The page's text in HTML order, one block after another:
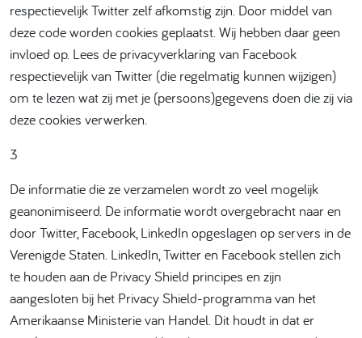
respectievelijk Twitter zelf afkomstig zijn. Door middel van
deze code worden cookies geplaatst. Wij hebben daar geen
invloed op. Lees de privacyverklaring van Facebook
respectievelijk van Twitter (die regelmatig kunnen wijzigen)
om te lezen wat zij met je (persoons)gegevens doen die zij via
deze cookies verwerken.
3
De informatie die ze verzamelen wordt zo veel mogelijk
geanonimiseerd. De informatie wordt overgebracht naar en
door Twitter, Facebook, LinkedIn opgeslagen op servers in de
Verenigde Staten. LinkedIn, Twitter en Facebook stellen zich
te houden aan de Privacy Shield principes en zijn
aangesloten bij het Privacy Shield-programma van het
Amerikaanse Ministerie van Handel. Dit houdt in dat er